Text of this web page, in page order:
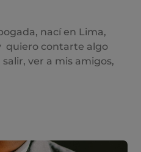
nací en Lima,
quiero contarte algo
ver a mis amigos,